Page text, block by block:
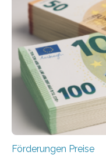
Förderungen Preise